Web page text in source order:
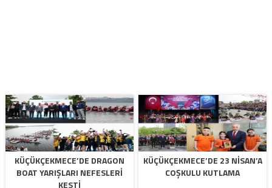
KÜÇÜKÇEKMECE’DE DRAGON
BOAT YARIŞLARI NEFESLERİ
KESTİ
KÜÇÜKÇEKMECE’DE 23 NİSAN’A
COŞKULU KUTLAMA